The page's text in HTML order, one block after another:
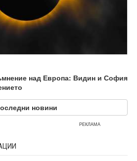
над Европа: Видин и София
новини
РЕКЛАМА